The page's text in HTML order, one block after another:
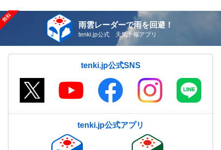
雨雲レーダーで雨を回避！
tenki.jp公式 天気予報アプリ
tenki.jp公式SNS
tenki.jp公式アプリ